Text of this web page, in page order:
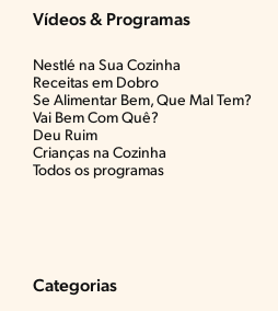
Vídeos & Programas​
Nestlé na Sua Cozinha
Receitas em Dobro
Se Alimentar Bem, Que Mal Tem?​
Vai Bem Com Quê?​
Deu Ruim​
Crianças na Cozinha​
Todos os programas
Categorias